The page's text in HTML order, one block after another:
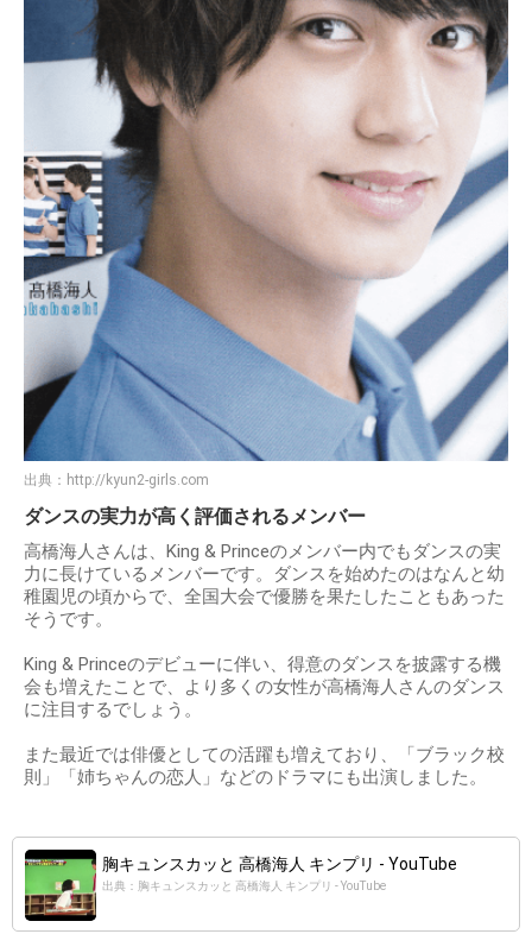
出典： http://kyun2-girls.com
ダンスの実力が高く評価されるメンバー
高橋海人さんは、King & Princeのメンバー内でもダンスの実
力に長けているメンバーです。ダンスを始めたのはなんと幼
稚園児の頃からで、全国大会で優勝を果たしたこともあった
そうです。
King & Princeのデビューに伴い、得意のダンスを披露する機
会も増えたことで、より多くの女性が高橋海人さんのダンス
に注目するでしょう。
また最近では俳優としての活躍も増えており、「ブラック校
則」「姉ちゃんの恋人」などのドラマにも出演しました。
胸キュンスカッと 高橋海人 キンプリ - YouTube
出典：胸キュンスカッと 高橋海人 キンプリ - YouTube